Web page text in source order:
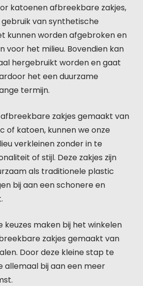
katoenen afbreekbare zakjes,
van synthetische
kunnen worden afgebroken en
voor het milieu. Bovendien kan
hergebruikt worden en gaat
het een duurzame
termijn.
zakjes gemaakt van
of katoen, kunnen we onze
verkleinen zonder in te
of stijl. Deze zakjes zijn
als traditionele plastic
bij aan een schonere en
keuzes maken bij het winkelen
zakjes gemaakt van
Door deze kleine stap te
allemaal bij aan een meer